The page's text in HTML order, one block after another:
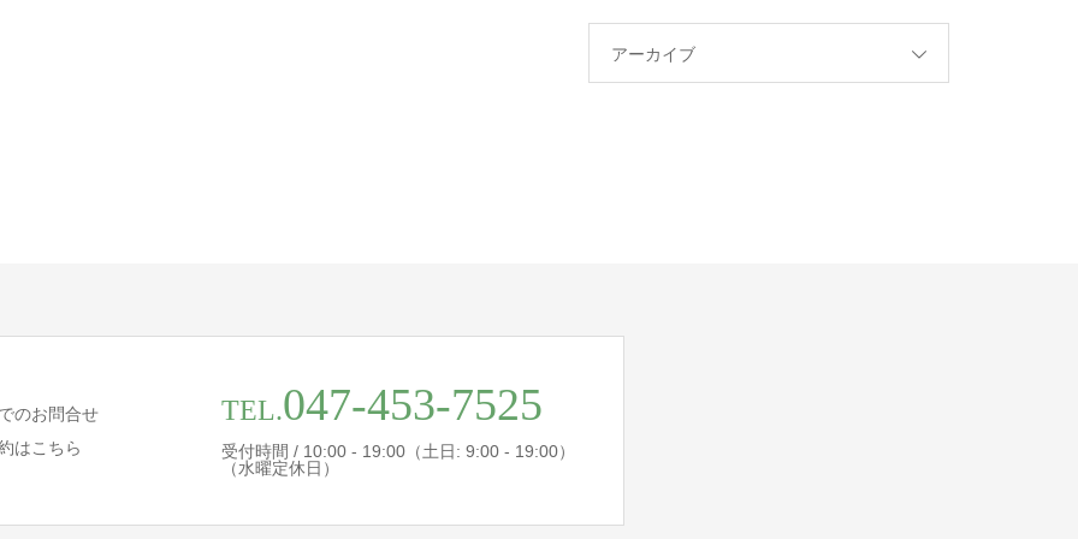
アーカイブ
のお問合せ
はこちら
TEL.047-453-7525
受付時間 / 10:00 - 19:00（土日: 9:00 - 19:00）
（水曜定休日）